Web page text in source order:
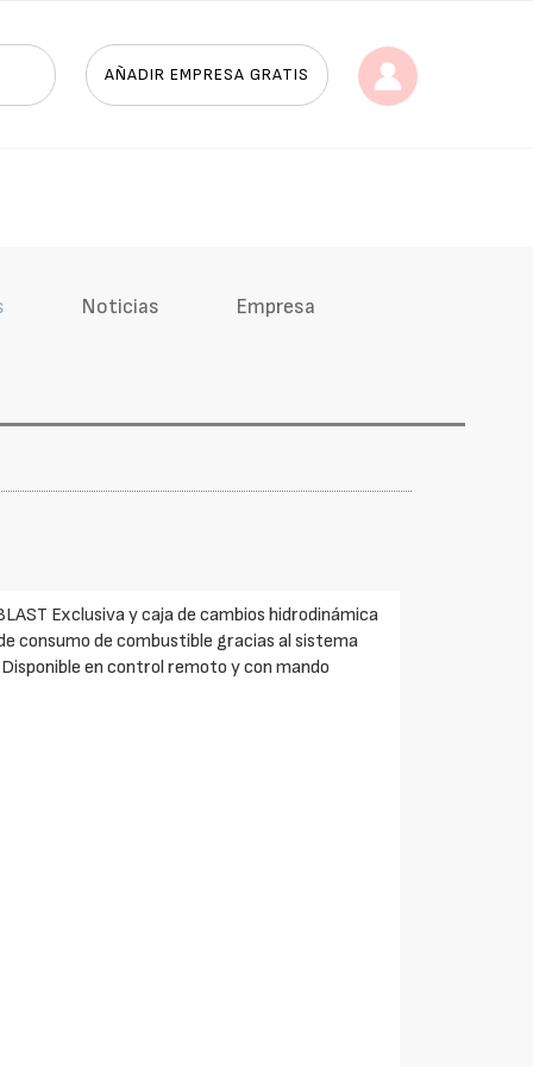
AÑADIR EMPRESA GRATIS
Noticias Empresa
Exclusiva y caja de cambios hidrodinámica
consumo de combustible gracias al sistema
en control remoto y con mando